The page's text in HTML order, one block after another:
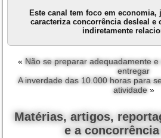
Este canal tem foco em
caracteriza concorrência desleal e
indiretamente
« Não se preparar adequadamente
entregar
A inverdade das 10.000 horas para
atividade»
Matérias, artigos,
e a concorrência